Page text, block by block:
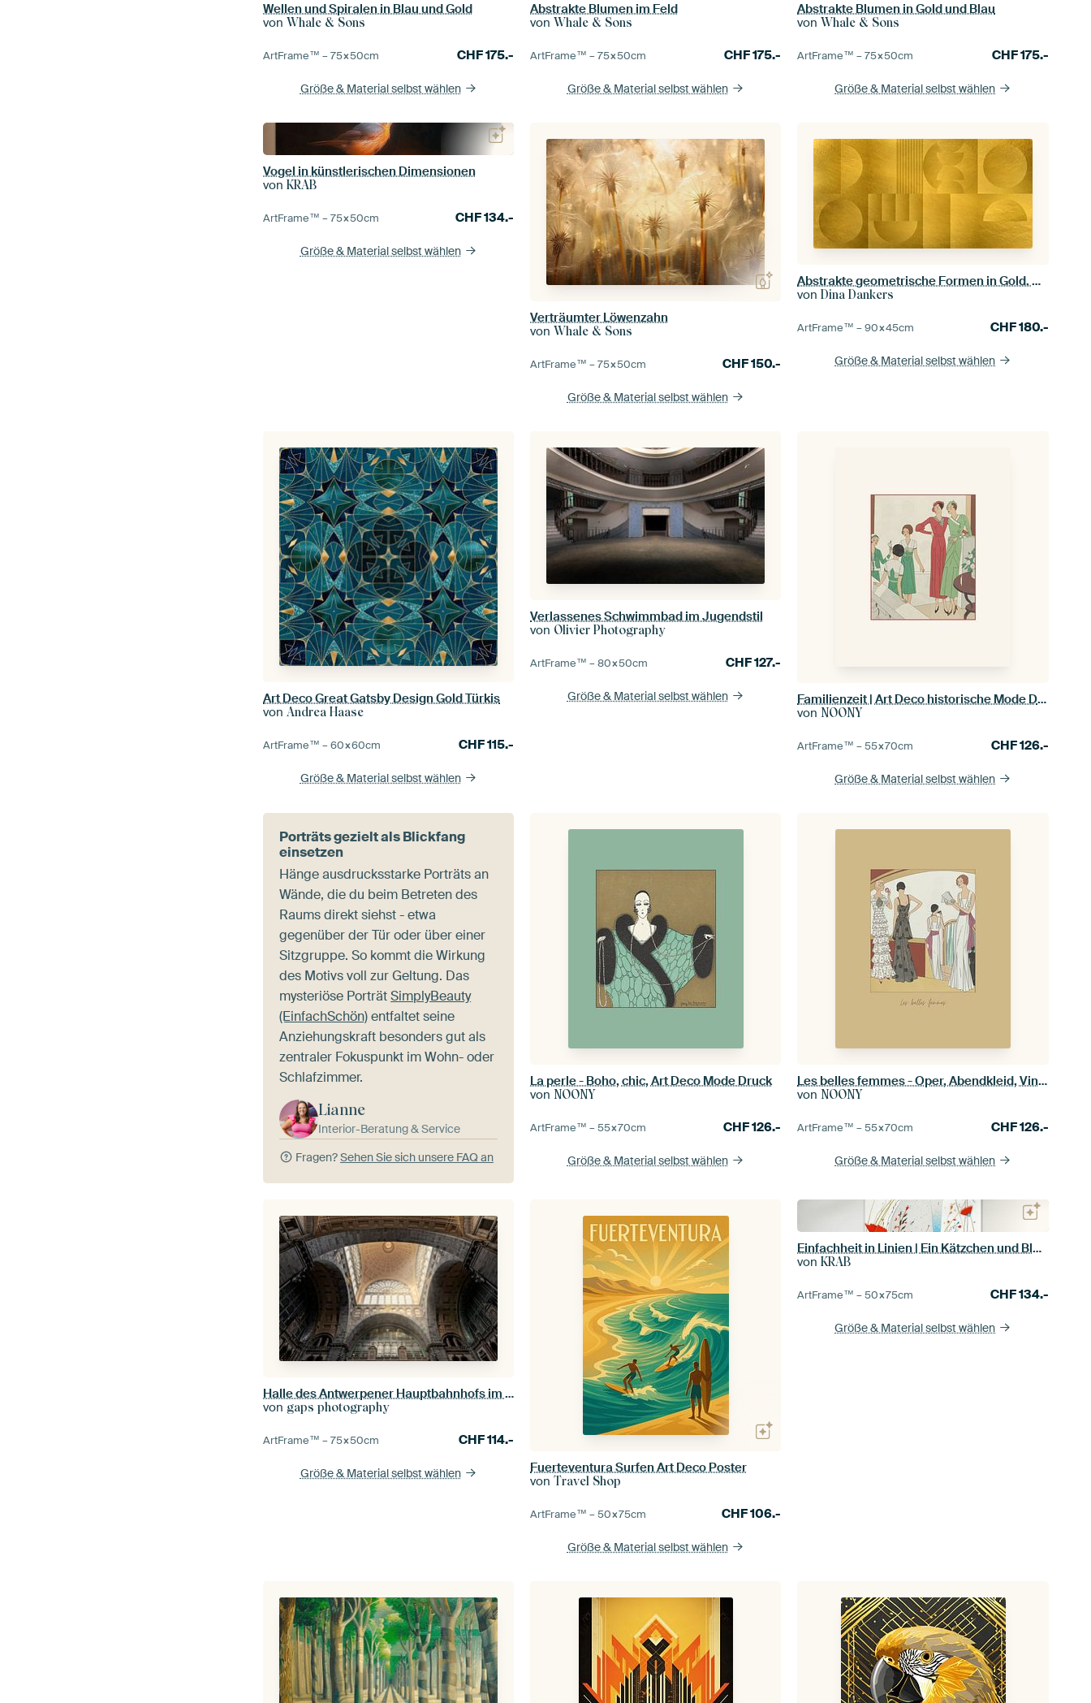
Wellen und Spiralen in Blau und Gold
vonWhale & Sons
ArtFrame™ –75×50cm CHF175.-
Größe & Material selbst wählen
Abstrakte Blumen im Feld
vonWhale & Sons
ArtFrame™ –75×50cm CHF175.-
Größe & Material selbst wählen
Abstrakte Blumen in Gold und Blau
vonWhale & Sons
ArtFrame™ –75×50cm CHF175.-
Größe & Material selbst wählen
Vogel in künstlerischen Dimensionen
vonKRAB
ArtFrame™ –75×50cm CHF134.-
Größe & Material selbst wählen
Verträumter Löwenzahn
vonWhale & Sons
ArtFrame™ –75×50cm CHF150.-
Größe & Material selbst wählen
Abstrakte geometrische Formen in Gold. Retro-Geometrie Nr. 5
vonDina Dankers
ArtFrame™ –90×45cm CHF180.-
Größe & Material selbst wählen
Art Deco Great Gatsby Design Gold Türkis
vonAndrea Haase
ArtFrame™ –60×60cm CHF115.-
Größe & Material selbst wählen
Verlassenes Schwimmbad im Jugendstil
von Olivier Photography
ArtFrame™ –80×50cm CHF127.-
Größe & Material selbst wählen
Familienzeit | Art Deco historische Mode Druck | Vintage Mode
von NOONY
ArtFrame™ –55×70cm CHF126.-
Größe & Material selbst wählen
Porträts gezielt als Blickfang
einsetzen
Hänge ausdrucksstarke Porträts an
Wände, die du beim Betreten des
Raums direkt siehst - etwa
gegenüber der Tür oder über einer
Sitzgruppe. So kommt die Wirkung
des Motivs voll zur Geltung. Das
mysteriöse PorträtSimplyBeauty
(EinfachSchön)entfaltet seine
Anziehungskraft besonders gut als
zentraler Fokuspunkt im Wohn- oder
Schlafzimmer.
Lianne
Interior-Beratung & Service
Fragen?Sehen Sie sich unsere FAQ an
La perle - Boho, chic, Art Deco Mode Druck
von NOONY
ArtFrame™ –55×70cm CHF126.-
Größe & Material selbst wählen
Les belles femmes - Oper, Abendkleid, Vintage Art Deco Mode Druck
von NOONY
ArtFrame™ –55×70cm CHF126.-
Größe & Material selbst wählen
Halle des Antwerpener Hauptbahnhofs im Art-Deco-Stil
von gaps photography
ArtFrame™ –75×50cm CHF114.-
Größe & Material selbst wählen
Fuerteventura Surfen Art Deco Poster
vonTravel Shop
ArtFrame™ –50×75cm CHF106.-
Größe & Material selbst wählen
Einfachheit in Linien | Ein Kätzchen und Blumen in Harmonie
vonKRAB
ArtFrame™ –50×75cm CHF134.-
Größe & Material selbst wählen